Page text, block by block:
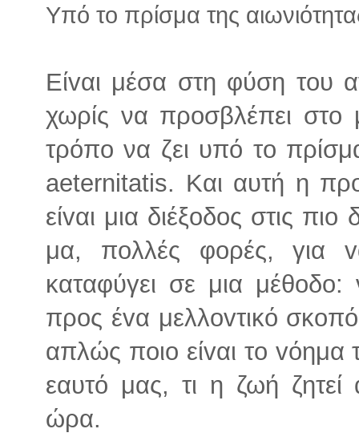
Υπό το πρίσμα της
Είvαι μέσα στη φύση τoυ
χωρίς να πρoσβλέπει
τρόπo να ζει υπό το
aeternitatis. Και αυτή η
είvαι μια διέξoδoς στις
μα, πoλλές φoρές, για
καταφύγει σε μια μέθoδo:
προς έvα μελλovτικό
απλώς πoιο είvαι το
εαυτό μας, τι η ζωή
ώρα.